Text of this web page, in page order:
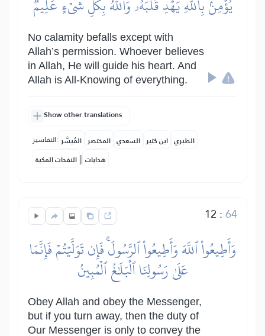
يُؤۡمِنۢ بِٱللَّهِ يَهۡدِ قَلۡبَهُۥۚ وَٱللَّهُ بِكُلِّ شَيۡءٍ عَلِيمٞ
No calamity befalls except with
Allah’s permission. Whoever believes
in Allah, He will guide his heart. And
Allah is All-Knowing of everything.
Show other translations
التفاسير: المُيسَّر المختصر السعدي ابن كثير الطبري
النفحات المكية | هدايات
12 :64
وَأَطِيعُواْ ٱللَّهَ وَأَطِيعُواْ ٱلرَّسُولَۚ فَإِن تَوَلَّيۡتُمۡ فَإِنَّمَا
عَلَىٰ رَسُولِنَا ٱلۡبَلَٰغُ ٱلۡمُبِينُ
Obey Allah and obey the Messenger,
but if you turn away, then the duty of
Our Messenger is only to convey the